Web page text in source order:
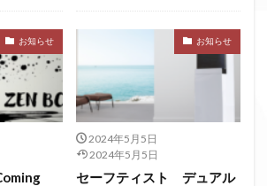
お知らせ お知らせ
2024年5月5日
2024年5月5日
セーフティスト デュアル